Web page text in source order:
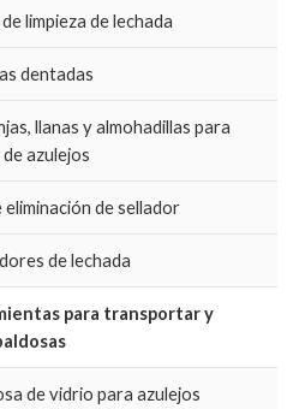
limpieza de lechada
dentadas
llanas y almohadillas para
de azulejos
eliminación de sellador
de lechada
para transportar y
de vidrio para azulejos